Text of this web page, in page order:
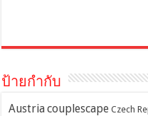
ป้ายกำกับ
Austriacouplescape Czech